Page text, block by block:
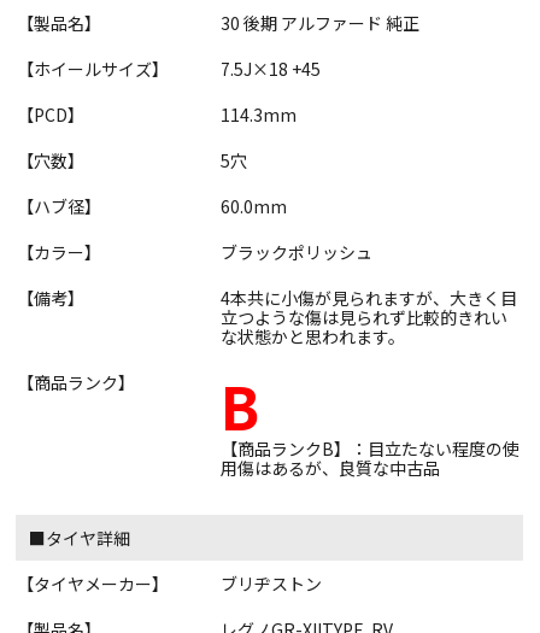
【製品名】
30 後期 アルファード 純正
【ホイールサイズ】
7.5J×18 +45
【PCD】
114.3mm
【穴数】
5穴
【ハブ径】
60.0mm
【カラー】
ブラックポリッシュ
【備考】
4本共に小傷が見られますが、大きく目
立つような傷は見られず比較的きれい
な状態かと思われます。
【商品ランク】
B
【商品ランクB】：目立たない程度の使
用傷はあるが、良質な中古品
■タイヤ詳細
【タイヤメーカー】
ブリヂストン